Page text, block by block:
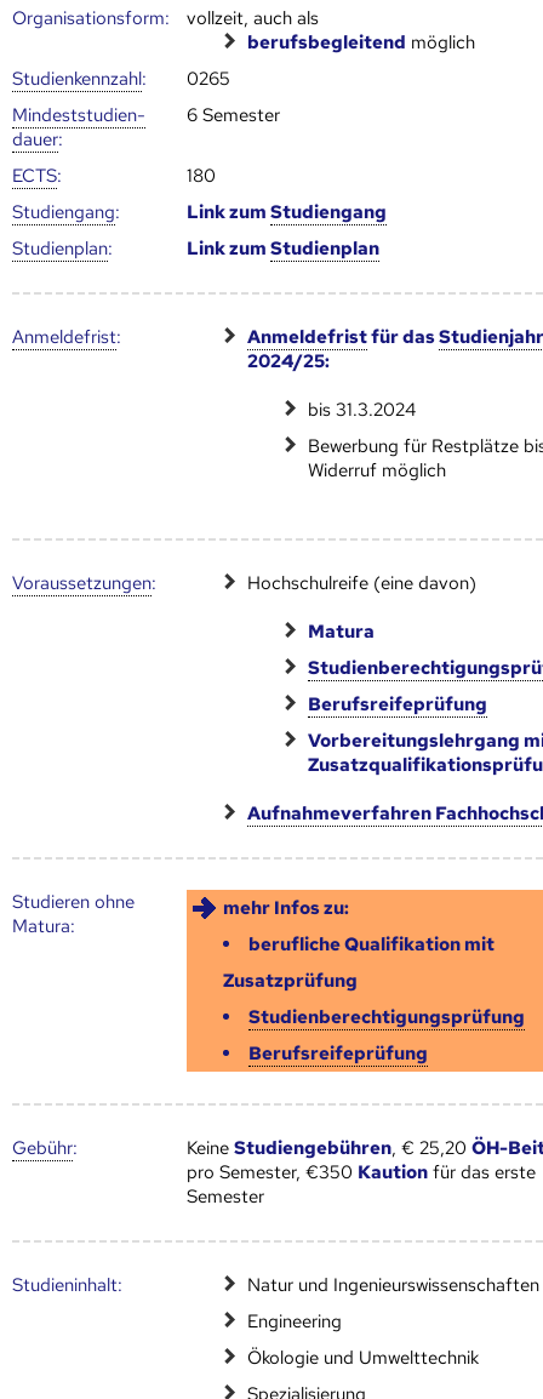
Organisationsform:
vollzeit, auch als
berufsbegleitend möglich
Studien­kenn­zahl:
0265
Mindest­studien­
dauer:
6 Semester
ECTS:
180
Studien­gang: Link zumStudien­gang
Studien­plan: Link zumStudien­plan
Anmelde­frist: Anmelde­fristfür das
2024/25:
bis 31.3.2024
Bewerbung für Restplätze
Widerruf möglich
Voraus­setzungen: Hochschulreife (eine davon)
Matura
Berufsreifeprüfung
Vorbereitungslehrgang
Aufnahmeverfahren
Studieren ohne
Matura:
mehr Infos zu:
berufliche Qualifikation mit
Zusatzprüfung
Studienberechtigungsprüfung
Berufsreifeprüfung
Gebühr: KeineStudiengebühren, € 25,20ÖH-
pro Semester, €350 Kaution für das erste
Semester
Studien­inhalt:
Natur und Ingenieurswissenschaften
Engineering
Ökologie und Umwelttechnik
Spezialisierung